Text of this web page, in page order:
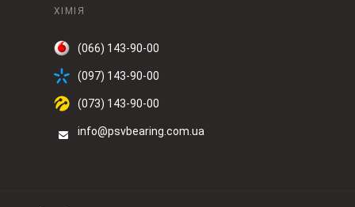
ХІМІЯ
(066) 143-90-00
(097) 143-90-00
(073) 143-90-00
info@psvbearing.com.ua